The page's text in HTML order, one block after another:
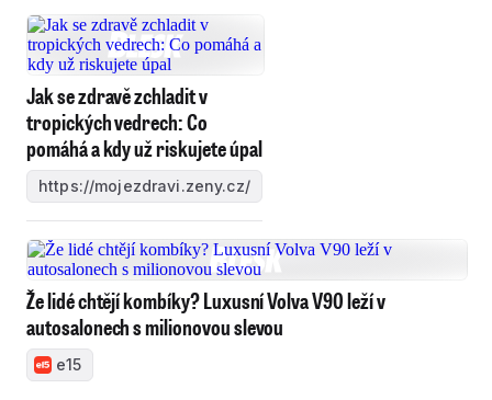
Jak se zdravě zchladit v
tropických vedrech: Co
pomáhá a kdy už riskujete úpal
https://mojezdravi.zeny.cz/
Že lidé chtějí kombíky? Luxusní Volva V90 leží v
autosalonech s milionovou slevou
e15